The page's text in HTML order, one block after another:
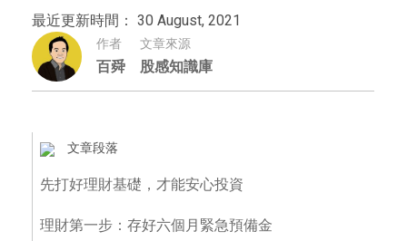
最近更新時間： 30 August, 2021
作者
百舜
文章來源
股感知識庫
文章段落
先打好理財基礎，才能安心投資
理財第一步：存好六個月緊急預備金